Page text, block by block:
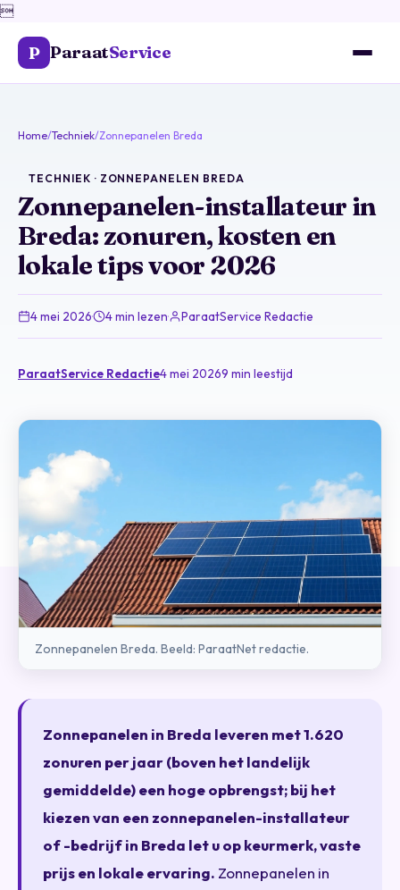

P ParaatService
Home/Techniek/Zonnepanelen Breda
TECHNIEK · ZONNEPANELEN BREDA
Zonnepanelen-installateur in
Breda: zonuren, kosten en
lokale tips voor 2026
4 mei 2026· 4 min lezen· ParaatService Redactie
ParaatService Redactie4 mei 20269 min leestijd
Zonnepanelen Breda. Beeld: ParaatNet redactie.
Zonnepanelen in Breda leveren met 1.620
zonuren per jaar (boven het landelijk
gemiddelde) een hoge opbrengst; bij het
kiezen van een zonnepanelen-installateur
of -bedrijf in Breda let u op keurmerk, vaste
prijs en lokale ervaring. Zonnepanelen in